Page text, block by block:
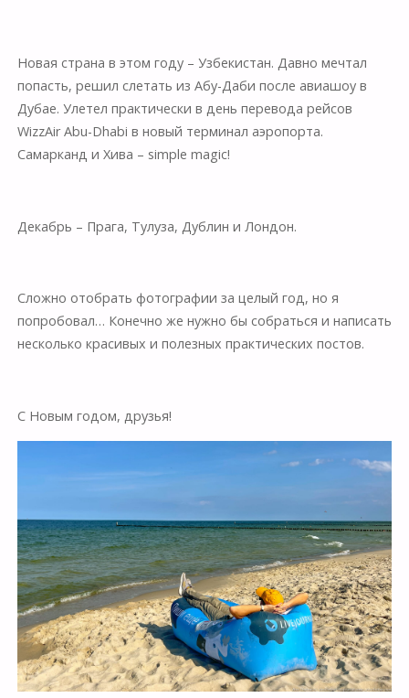
Новая страна в этом году – Узбекистан. Давно мечтал
попасть, решил слетать из Абу-Даби после авиашоу в
Дубае. Улетел практически в день перевода рейсов
WizzAir Abu-Dhabi в новый терминал аэропорта.
Самарканд и Хива – simple magic!
Декабрь – Прага, Тулуза, Дублин и Лондон.
Сложно отобрать фотографии за целый год, но я
попробовал… Конечно же нужно бы собраться и написать
несколько красивых и полезных практических постов.
С Новым годом, друзья!